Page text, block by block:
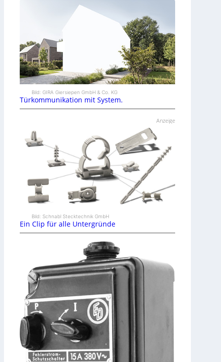
Bild: GIRA Giersiepen GmbH & Co. KG
Türkommunikation mit System.
Anzeige
Bild: Schnabl Stecktechnik GmbH
Ein Clip für alle Untergründe